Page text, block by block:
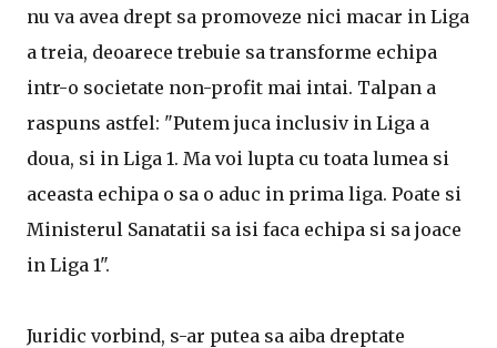
nu va avea drept sa promoveze nici macar in Liga
a treia, deoarece trebuie sa transforme echipa
intr-o societate non-profit mai intai. Talpan a
raspuns astfel: "Putem juca inclusiv in Liga a
doua, si in Liga 1. Ma voi lupta cu toata lumea si
aceasta echipa o sa o aduc in prima liga. Poate si
Ministerul Sanatatii sa isi faca echipa si sa joace
in Liga 1".
Juridic vorbind, s-ar putea sa aiba dreptate